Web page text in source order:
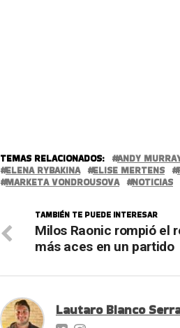
TEMAS RELACIONADOS: ANDY
ELENA RYBAKINA
ELISE MERTENS
MARKETA VONDROUSOVA
NOTICIAS
TAMBIÉN TE PUEDE INTERESAR
Milos Raonic rompió el
más aces en un partido
Lautaro Bianco